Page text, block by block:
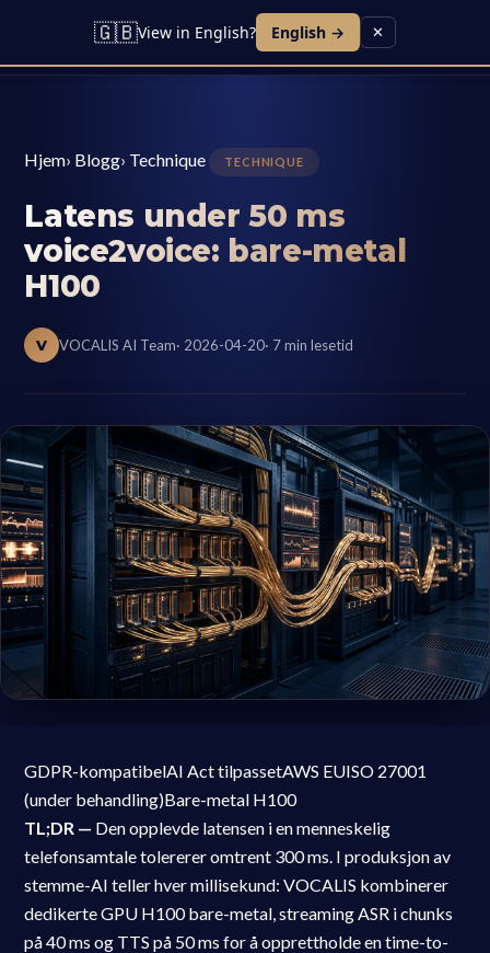
Hjem› Blogg› Technique TECHNIQUE
Latens under 50 ms
voice2voice: bare-metal
H100
V VOCALIS AI Team· 2026-04-20· 7 min lesetid
GDPR-kompatibelAI Act tilpassetAWS EUISO 27001
(under behandling)Bare-metal H100
TL;DR — Den opplevde latensen i en menneskelig
telefonsamtale tolererer omtrent 300 ms. I produksjon av
stemme-AI teller hver millisekund: VOCALIS kombinerer
dedikerte GPU H100 bare-metal, streaming ASR i chunks
på 40 ms og TTS på 50 ms for å opprettholde en time-to-
🇬🇧View in English? English → ✕